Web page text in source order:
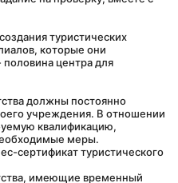
которые они
центра для
учреждения. В отношении
квалификацию,
меры.